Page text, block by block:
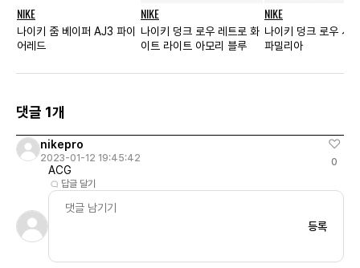
NIKE
나이키 줌 베이퍼 AJ3 파이
어레드
NIKE
나이키 덩크 로우 레트로 화
이트 라이트 아모리 블루
NIKE
나이키 덩크 로우 시
파밀리아
댓글 1개
nikepro
2023-01-12 19:45:42
ACG
답글 달기
0
등록